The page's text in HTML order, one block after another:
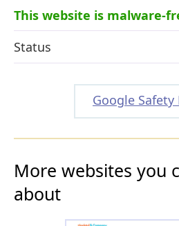
This website is malware-
Status
Google Safety
More websites you
about